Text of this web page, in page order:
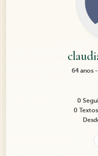
64 anos
0
0